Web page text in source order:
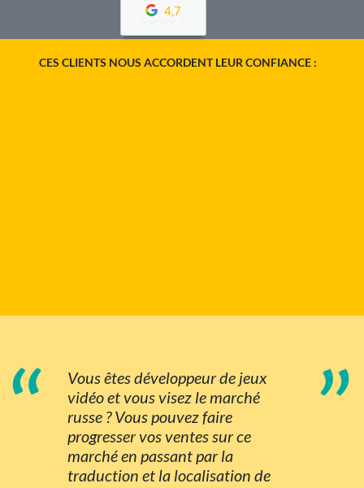
4,7
CES CLIENTS NOUS ACCORDENT LEUR CONFIANCE :
“
Vous êtes développeur de jeux
vidéo et vous visez le marché
russe ? Vous pouvez faire
progresser vos ventes sur ce
marché en passant par la
traduction et la localisation de
”